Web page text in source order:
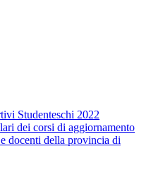
Studenteschi 2022
dei corsi di aggiornamento
docenti della provincia di